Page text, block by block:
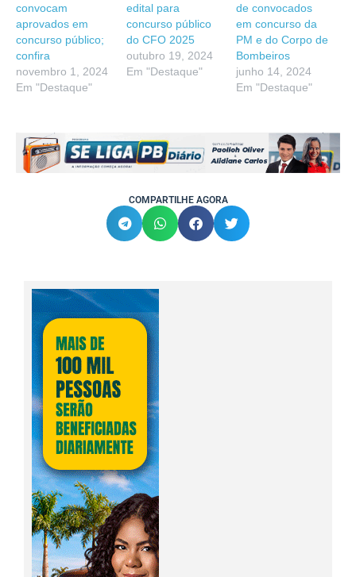
convocam
aprovados em
concurso público;
confira
novembro 1, 2024
Em "Destaque"
edital para
concurso público
do CFO 2025
outubro 19, 2024
Em "Destaque"
de convocados
em concurso da
PM e do Corpo de
Bombeiros
junho 14, 2024
Em "Destaque"
COMPARTILHE AGORA